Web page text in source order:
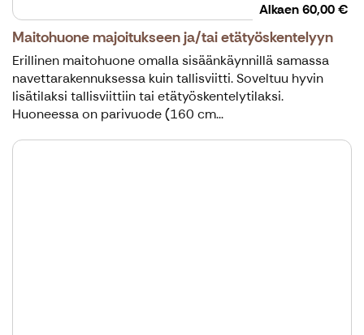
Alkaen60,00 €
Maitohuone majoitukseen ja/tai etätyöskentelyyn
Erillinen maitohuone omalla sisäänkäynnillä samassa
navettarakennuksessa kuin tallisviitti. Soveltuu hyvin
lisätilaksi tallisviittiin tai etätyöskentelytilaksi.
Huoneessa on parivuode (160 cm...